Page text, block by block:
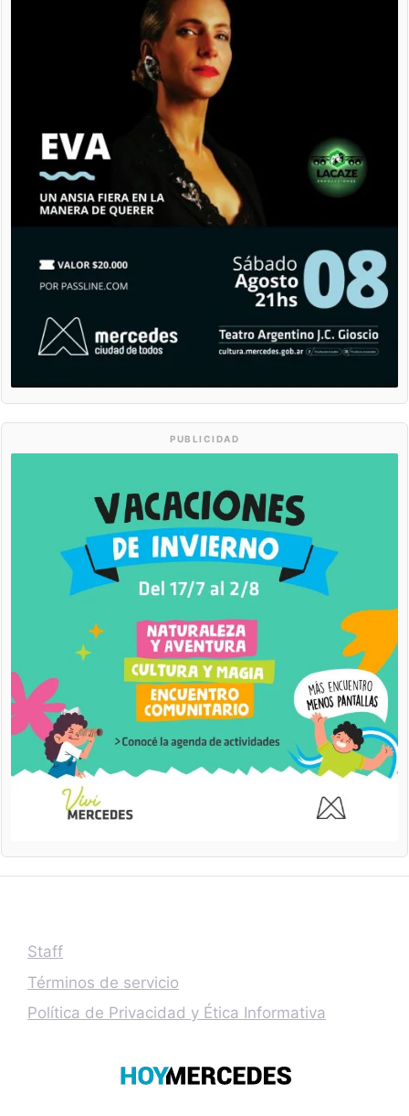
PUBLICIDAD
Staff
Términos de servicio
Política de Privacidad y Ética Informativa